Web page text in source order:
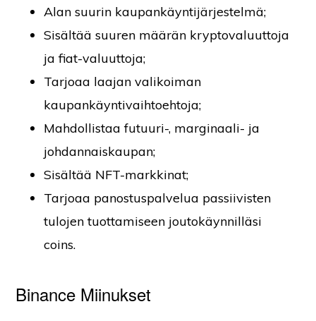
Alan suurin kaupankäyntijärjestelmä;
Sisältää suuren määrän kryptovaluuttoja
ja fiat-valuuttoja;
Tarjoaa laajan valikoiman
kaupankäyntivaihtoehtoja;
Mahdollistaa futuuri-, marginaali- ja
johdannaiskaupan;
Sisältää NFT-markkinat;
Tarjoaa panostuspalvelua passiivisten
tulojen tuottamiseen joutokäynnilläsi
coins.
Binance Miinukset